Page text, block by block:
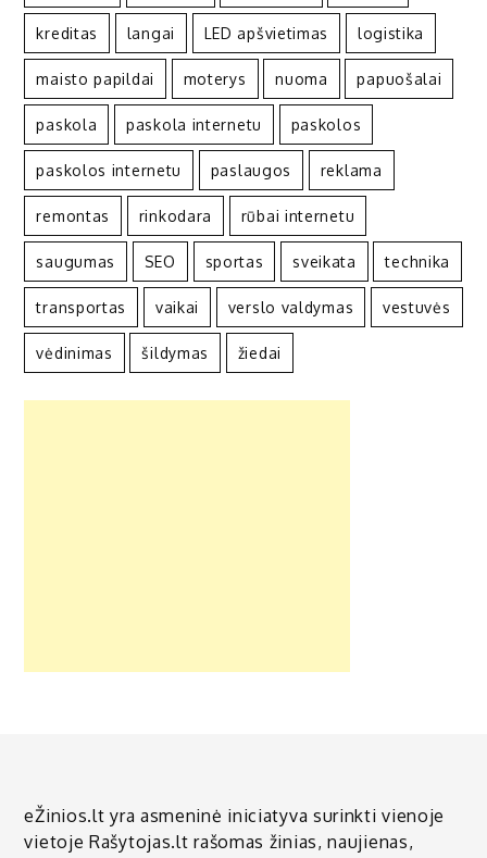
kreditas langai LED apšvietimas logistika
maisto papildai moterys nuoma papuošalai
paskola paskola internetu paskolos
paskolos internetu paslaugos reklama
remontas rinkodara rūbai internetu
saugumas SEO sportas sveikata technika
transportas vaikai verslo valdymas vestuvės
vėdinimas šildymas žiedai
eŽinios.lt yra asmeninė iniciatyva surinkti vienoje
vietoje Rašytojas.lt rašomas žinias, naujienas,